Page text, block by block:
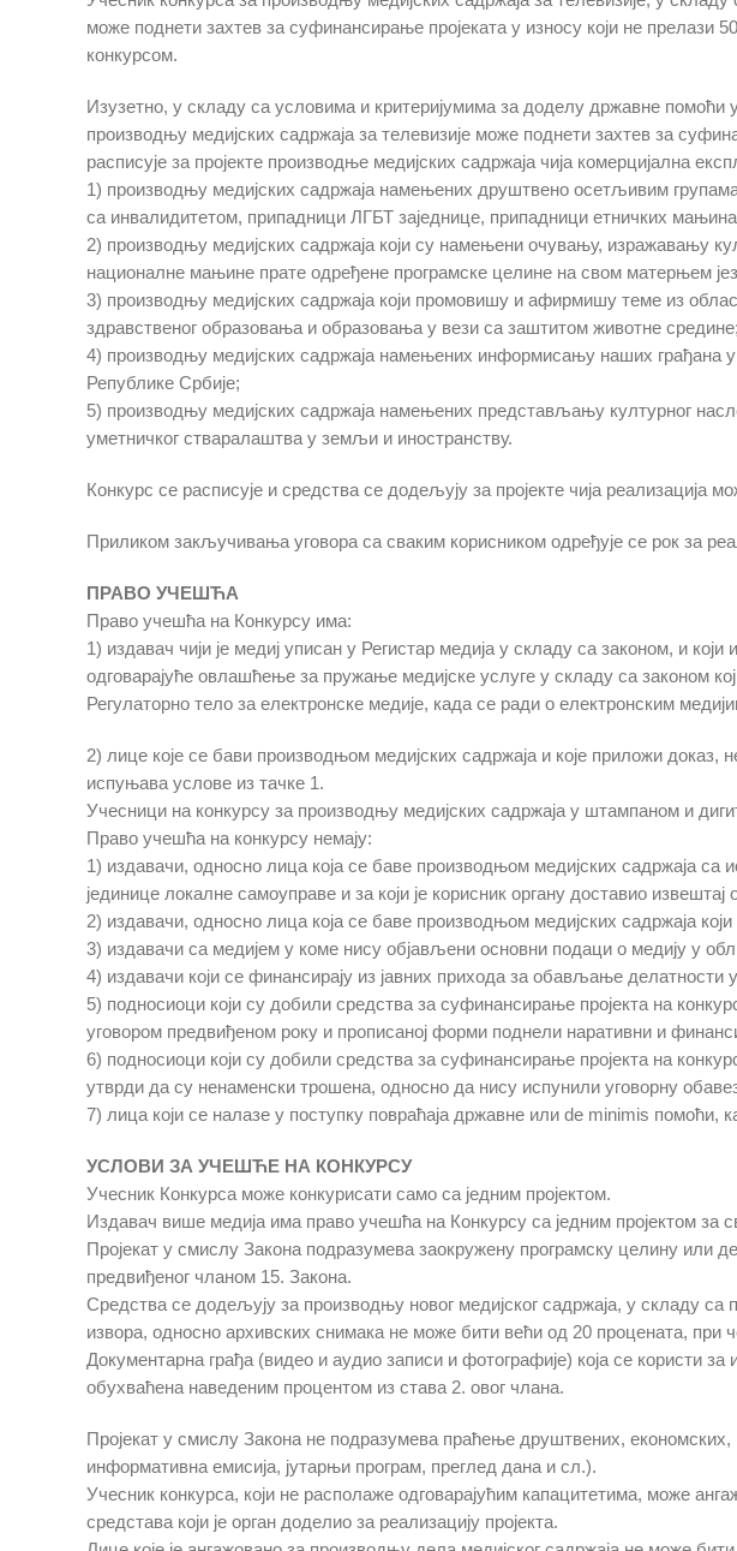
може поднети захтев за суфинансирање пројеката у износу који не прелази
конкурсом.
Изузетно, у складу са условима и критеријумима за доделу државне
производњу медијских садржаја за телевизије може поднети захтев за
расписује за пројекте производње медијских садржаја чија комерцијална
1) производњу медијских садржаја намењених друштвено осетљивим
са инвалидитетом, припадници ЛГБТ заједнице, припадници етничких
2) производњу медијских садржаја који су намењени очувању, изражавању
националне мањине прате одређене програмске целине на свом матерњем
3) производњу медијских садржаја који промовишу и афирмишу теме из
здравственог образовања и образовања у вези са заштитом животне средине;
4) производњу медијских садржаја намењених информисању наших грађана у
Републике Србије;
5) производњу медијских садржаја намењених представљању културног
уметничког стваралаштва у земљи и иностранству.
Конкурс се расписује и средства се додељују за пројекте чија
Приликом закључивања уговора са сваким корисником одређује се рок за
ПРАВО УЧЕШЋА
Право учешћа на Конкурсу има:
1) издавач чији је медиј уписан у Регистар медија у складу са законом, и који
одговарајуће овлашћење за пружање медијске услуге у складу са законом
Регулаторно тело за електронске медије, када се ради о електронским
2) лице које се бави производњом медијских садржаја и које приложи доказ,
испуњава услове из тачке 1.
Учесници на конкурсу за производњу медијских садржаја у штампаном и
Право учешћа на конкурсу немају:
1) издавачи, односно лица која се баве производњом медијских садржаја са
јединице локалне самоуправе и за који је корисник органу доставио извештај
2) издавачи, односно лица која се баве производњом медијских садржаја
3) издавачи са медијем у коме нису објављени основни подаци о медију у
4) издавачи који се финансирају из јавних прихода за обављање делатности
5) подносиоци који су добили средства за суфинансирање пројекта на
уговором предвиђеном року и прописаној форми поднели наративни и
6) подносиоци који су добили средства за суфинансирање пројекта на
утврди да су ненаменски трошена, односно да нису испунили уговорну
7) лица који се налазe у поступку повраћаја државне или de minimis
УСЛОВИ ЗА УЧЕШЋЕ НА КОНКУРСУ
Учесник Конкурса може конкурисати само са jедним проjектом.
Издавач више медија има право учешћа на Конкурсу са једним пројектом за
Пројекат у смислу Закона подразумева заокружену програмску целину или
предвиђеног чланом 15. Закона.
Средства се додељују за производњу новог медијског садржаја, у складу са
извора, односно архивских снимака не може бити већи од 20 процената, при
Документарна грађа (видео и аудио записи и фотографије) која се користи
обухваћена наведеним процентом из става 2. овог члана.
Пројекат у смислу Закона не подразумева праћење друштвених,
информативна емисија, јутарњи програм, преглед дана и сл.).
Учесник конкурса, који не располаже одговарајућим капацитетима, може
средстава који је орган доделио за реализацију пројекта.